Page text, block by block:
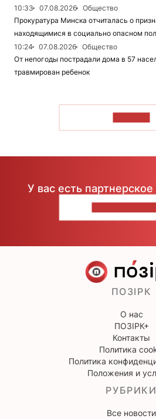
10:33
07.08.2026
Общество
Прокуратура Минска отчиталась о
находящимися в социально опасном
10:24
07.08.2026
Общество
От непогоды пострадали дома в 57
травмирован ребенок
У вас есть
ПОЗІРК
О нас
ПОЗІРК+
Контакты
Политика
Политика
Положения и
РУБРИКИ
Все новости